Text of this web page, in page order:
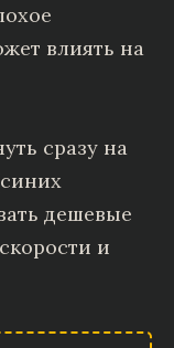
влиять на
сразу на
дешевые
и